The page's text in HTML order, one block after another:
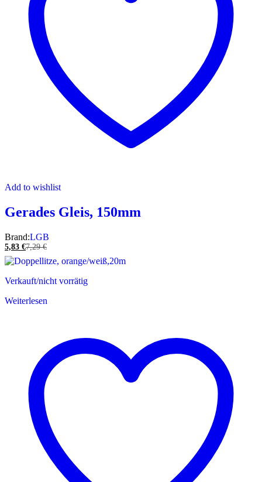
Add to wishlist
Gerades Gleis, 150mm
Brand:LGB
5,83 €7,29€
Verkauft/nicht vorrätig
Weiterlesen